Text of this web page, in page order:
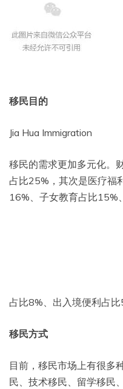
移民目的
Jia Hua Immigration
移民的需求更加多元化。
占比25%，其次是医疗福
16%、子女教育占比15%
占比8%、出入境便利占比
移民方式
目前，移民市场上有很多
民、技术移民、留学移民